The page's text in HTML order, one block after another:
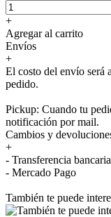
+
Agregar al carrito
Envíos
+
El costo del envío será
pedido.
Pickup: Cuando tu
notificación por mail.
Cambios y
+
- Transferencia bancaria
- Mercado Pago
También te puede